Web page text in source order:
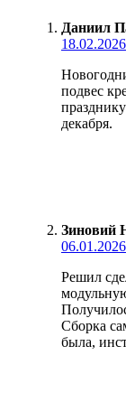
Даниил
18.02.2026
подвес
декабря.
Зиновий
06.01.2026
Решил
Сборка
была,